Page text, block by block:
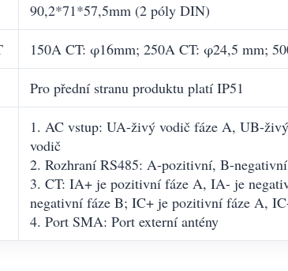
90,2*71*57,5mm (2 póly DIN)
150A CT: φ16mm; 250A CT: φ24,5 mm;
Pro přední stranu produktu platí IP51
1. AC vstup: UA-živý vodič fáze A, UB-
vodič
2. Rozhraní RS485: A-pozitivní, B-negativní
3. CT: IA+ je pozitivní fáze A, IA- je
negativní fáze B; IC+ je pozitivní fáze A,
4. Port SMA: Port externí antény